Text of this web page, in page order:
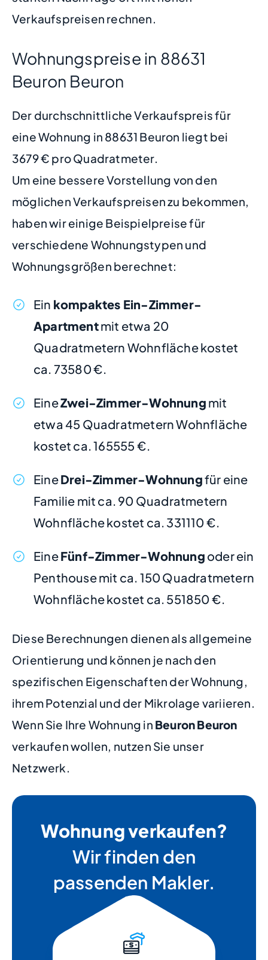
Verkaufspreisen rechnen.
Wohnungspreise in 88631
Beuron Beuron
Der durchschnittliche Verkaufspreis für
eine Wohnung in 88631 Beuron liegt bei
3679 € pro Quadratmeter.
Um eine bessere Vorstellung von den
möglichen Verkaufspreisen zu bekommen,
haben wir einige Beispielpreise für
verschiedene Wohnungstypen und
Wohnungsgrößen berechnet:
Ein kompaktes Ein-Zimmer-
Apartmentmit etwa 20
Quadratmetern Wohnfläche kostet
ca. 73580 €.
EineZwei-Zimmer-Wohnung mit
etwa 45 Quadratmetern Wohnfläche
kostet ca. 165555 €.
EineDrei-Zimmer-Wohnungfür eine
Familie mit ca. 90 Quadratmetern
Wohnfläche kostet ca. 331110 €.
EineFünf-Zimmer-Wohnung oder ein
Penthouse mit ca. 150 Quadratmetern
Wohnfläche kostet ca. 551850 €.
Diese Berechnungen dienen als allgemeine
Orientierung und können je nach den
spezifischen Eigenschaften der Wohnung,
ihrem Potenzial und der Mikrolage variieren.
Wenn Sie Ihre Wohnung in Beuron Beuron
verkaufen wollen, nutzen Sie unser
Netzwerk.
Wohnung verkaufen?
Wir finden den
passenden Makler.